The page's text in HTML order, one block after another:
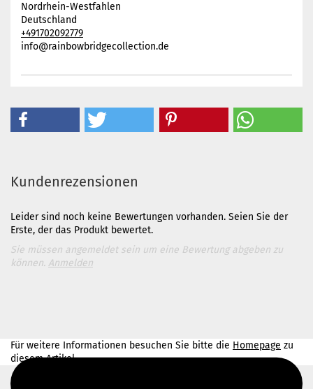
Nordrhein-Westfahlen
Deutschland
+491702092779
info@rainbowbridgecollection.de
Kundenrezensionen
Leider sind noch keine Bewertungen vorhanden. Seien Sie der
Erste, der das Produkt bewertet.
Sie müssen angemeldet sein um eine Bewertung abgeben zu
können. Anmelden
Für weitere Informationen besuchen Sie bitte die Homepage zu
diesem Artikel.